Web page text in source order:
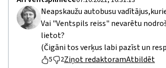
Neapskaužu autobusu
Vai "Ventspils reiss" nevarētu
lietot?
(Čigāni tos verķus labi pazīst un
5 2Ziņot redaktoramAtbildēt